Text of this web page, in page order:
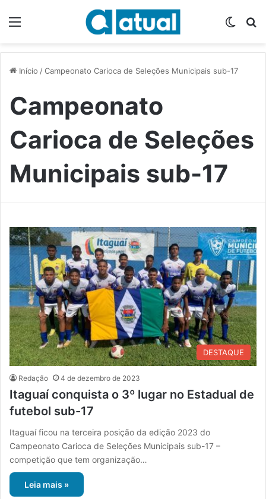
Início /Campeonato Carioca de Seleções Municipais sub-17
Campeonato
Carioca de Seleções
Municipais sub-17
DESTAQUE
Redação 4 de dezembro de 2023
Itaguaí conquista o 3º lugar no Estadual de
futebol sub-17
Itaguaí ficou na terceira posição da edição 2023 do
Campeonato Carioca de Seleções Municipais sub-17 –
competição que tem organização…
Leia mais »